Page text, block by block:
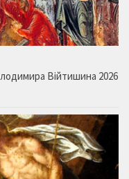
Війтишина 2026